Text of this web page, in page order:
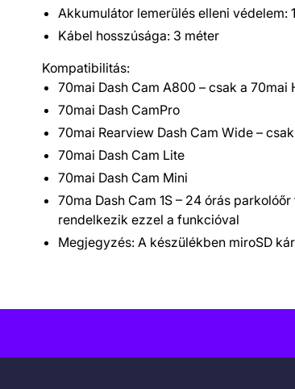
Akkumulátor lemerülés elleni védelem:
Kábel hosszúsága: 3 méter
Kompatibilitás:
70mai Dash Cam A800 – csak a
70mai Dash CamPro
70mai Rearview Dash Cam Wide –
70mai Dash Cam Lite
70mai Dash Cam Mini
70ma Dash Cam 1S – 24 órás
rendelkezik ezzel a funkcióval
Megjegyzés: A készülékben miroSD